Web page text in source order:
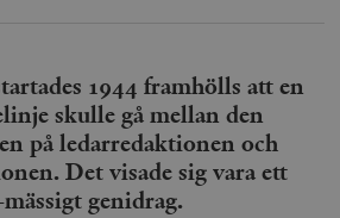
1944 framhölls att en
skulle gå mellan den
på ledarredaktionen och
Det visade sig vara ett
genidrag.